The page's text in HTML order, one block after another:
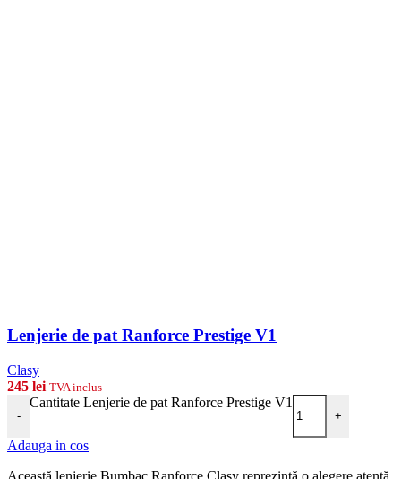
Lenjerie de pat Ranforce Prestige V1
Clasy
245 lei TVA inclus
-
Cantitate Lenjerie de pat Ranforce Prestige V1
+
Adauga in cos
Această lenjerie Bumbac Ranforce Clasy reprezintă o alegere atentă